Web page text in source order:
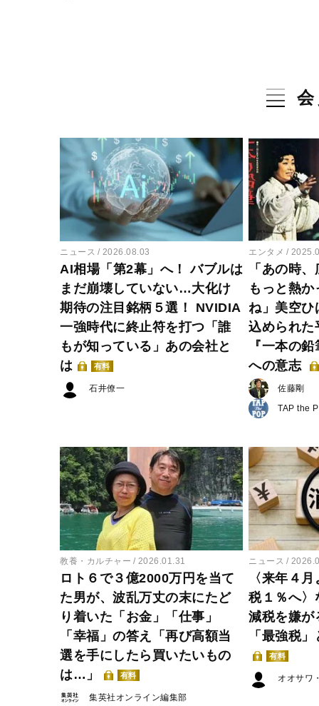
ニュース 2026.08.03
AI相場「第2幕」へ！ バブルは
まだ崩壊していない…大化け
期待の注目銘柄５選！ NVIDIA
一強時代に終止符を打つ「誰
もが知っている」あの会社と
は
有料
石井僚一
エンタメ
「あの時
もっと熱
ね」美空ひ
込められ
『一本の
への意志
佐藤剛
TAP the
教養・カルチャー 2026.01.31
ロト６で３億2000万円を当て
た男が、波乱万丈の末にたど
り着いた「お金」「仕事」
「幸福」の答え「再び高額当
選を手にしたら買いたいもの
は…」
有料
集英社オンライン編集部
ニュース
〈来年４
税１％へ〉
減税を嫌
「最強税
有料
オオサワ